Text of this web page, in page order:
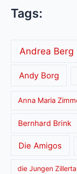
Tags:
Andrea Berg
Andy Borg
Anna Maria
Bernhard Brink
Die Amigos
die Jungen